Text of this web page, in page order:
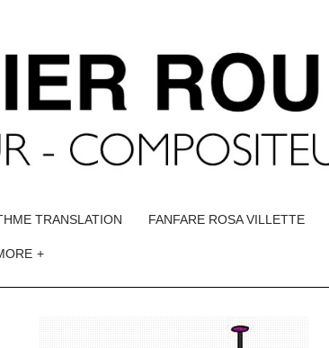
TRANSLATION FANFARE ROSA VILLETTE
+